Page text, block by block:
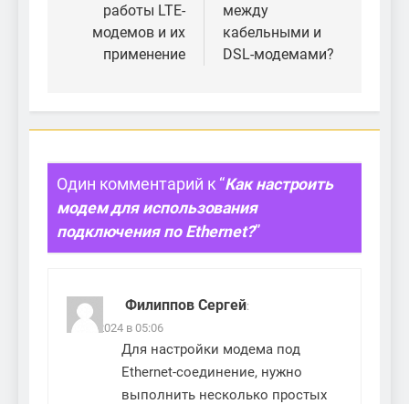
записям
работы LTE-
модемов и их
применение
между
кабельными и
DSL-модемами?
Один комментарий к “Как настроить
модем для использования
подключения по Ethernet?”
Филиппов Сергей:
18.09.2024 в 05:06
Для настройки модема под
Ethernet-соединение, нужно
выполнить несколько простых